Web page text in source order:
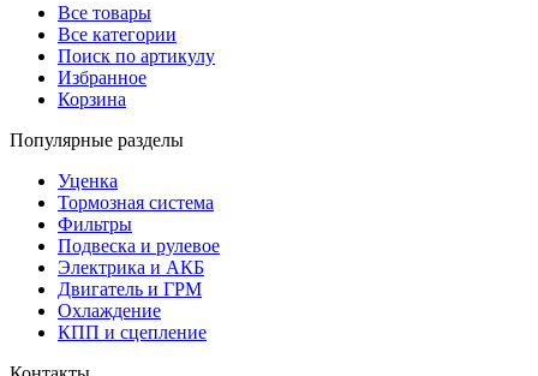
Все товары
Все категории
Поиск по артикулу
Избранное
Корзина
Популярные разделы
Уценка
Тормозная система
Фильтры
Подвеска и рулевое
Электрика и АКБ
Двигатель и ГРМ
Охлаждение
КПП и сцепление